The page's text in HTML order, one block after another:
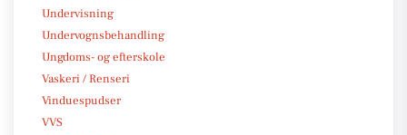
Undervisning
Undervognsbehandling
Ungdoms- og efterskole
Vaskeri / Renseri
Vinduespudser
VVS